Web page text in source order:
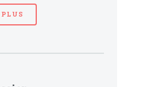
PLUS